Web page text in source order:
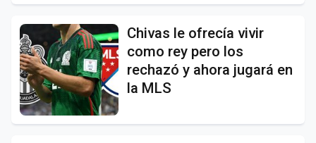
Chivas le ofrecía vivir
como rey pero los
rechazó y ahora jugará en
la MLS